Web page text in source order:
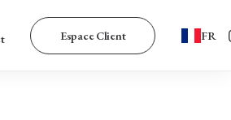
Espace Client FR